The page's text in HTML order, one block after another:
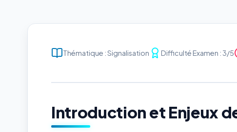
Thématique : Signalisation Difficulté Examen : 3/5
Introduction et Enjeux